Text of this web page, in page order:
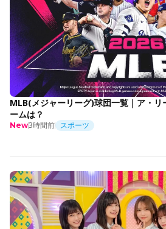
MLB(メジャーリーグ)球団一覧｜ア・
ームは？
New3時間前 スポーツ